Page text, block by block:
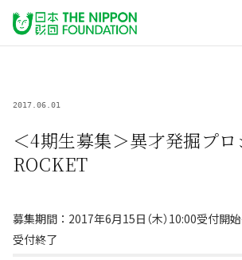
2017.06.01
＜4期生募集＞異才発掘プロ
ROCKET
募集期間：2017年6月15日（木）10:00受付開始
受付終了